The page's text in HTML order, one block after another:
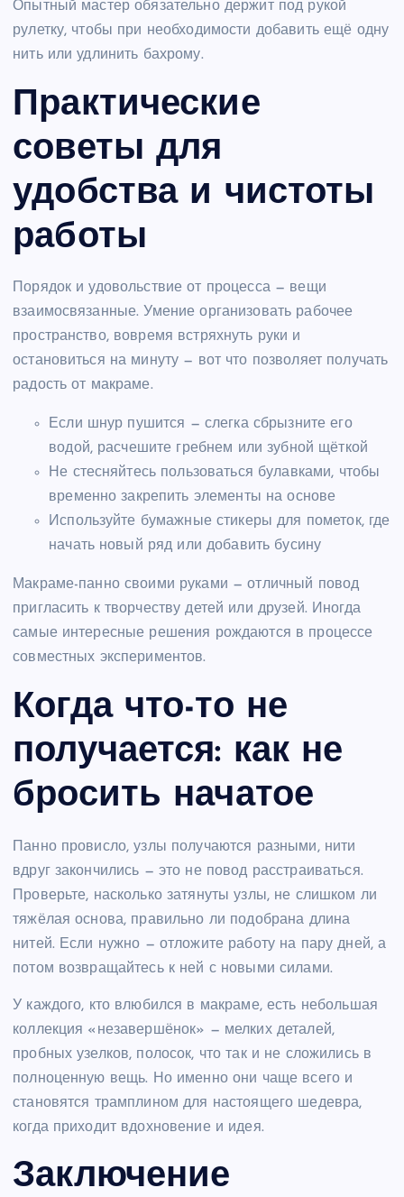
Опытный мастер обязательно держит под рукой
рулетку, чтобы при необходимости добавить ещё одну
нить или удлинить бахрому.
Практические
советы для
удобства и чистоты
работы
Порядок и удовольствие от процесса — вещи
взаимосвязанные. Умение организовать рабочее
пространство, вовремя встряхнуть руки и
остановиться на минуту — вот что позволяет получать
радость от макраме.
Если шнур пушится — слегка сбрызните его
водой, расчешите гребнем или зубной щёткой
Не стесняйтесь пользоваться булавками, чтобы
временно закрепить элементы на основе
Используйте бумажные стикеры для пометок, где
начать новый ряд или добавить бусину
Макраме-панно своими руками — отличный повод
пригласить к творчеству детей или друзей. Иногда
самые интересные решения рождаются в процессе
совместных экспериментов.
Когда что-то не
получается: как не
бросить начатое
Панно провисло, узлы получаются разными, нити
вдруг закончились — это не повод расстраиваться.
Проверьте, насколько затянуты узлы, не слишком ли
тяжёлая основа, правильно ли подобрана длина
нитей. Если нужно — отложите работу на пару дней, а
потом возвращайтесь к ней с новыми силами.
У каждого, кто влюбился в макраме, есть небольшая
коллекция «незавершёнок» — мелких деталей,
пробных узелков, полосок, что так и не сложились в
полноценную вещь. Но именно они чаще всего и
становятся трамплином для настоящего шедевра,
когда приходит вдохновение и идея.
Заключение